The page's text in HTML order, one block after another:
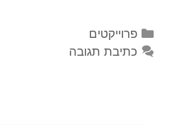
פרוייקטים
כתיבת תגובה